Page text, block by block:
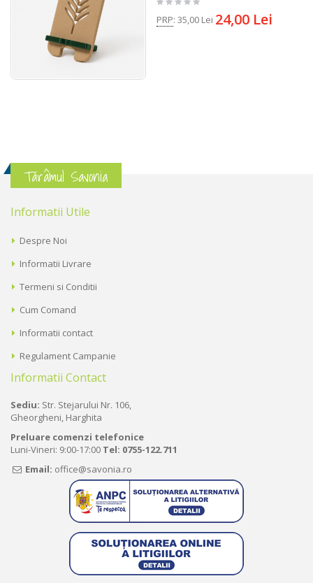
PRP: 35,00 Lei 24,00 Lei
Tărâmul Savonia
Informatii Utile
Despre Noi
Informatii Livrare
Termeni si Conditii
Cum Comand
Informatii contact
Regulament Campanie
Informatii Contact
Sediu: Str. Stejarului Nr. 106,
Gheorgheni, Harghita
Preluare comenzi telefonice
Luni-Vineri: 9:00-17:00 Tel: 0755-122.711
Email: office@savonia.ro